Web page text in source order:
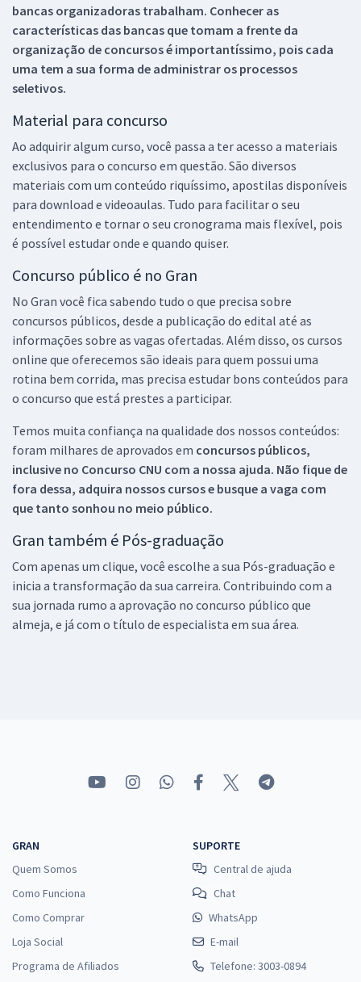
bancas organizadoras trabalham. Conhecer as
características das bancas que tomam a frente da
organização de concursos é importantíssimo, pois cada
uma tem a sua forma de administrar os processos
seletivos.
Material para concurso
Ao adquirir algum curso, você passa a ter acesso a materiais
exclusivos para o concurso em questão. São diversos
materiais com um conteúdo riquíssimo, apostilas disponíveis
para download e videoaulas. Tudo para facilitar o seu
entendimento e tornar o seu cronograma mais flexível, pois
é possível estudar onde e quando quiser.
Concurso público é no Gran
No Gran você fica sabendo tudo o que precisa sobre
concursos públicos, desde a publicação do edital até as
informações sobre as vagas ofertadas. Além disso, os cursos
online que oferecemos são ideais para quem possui uma
rotina bem corrida, mas precisa estudar bons conteúdos para
o concurso que está prestes a participar.
Temos muita confiança na qualidade dos nossos conteúdos:
foram milhares de aprovados em concursos públicos,
inclusive no Concurso CNU com a nossa ajuda. Não fique de
fora dessa, adquira nossos cursos e busque a vaga com
que tanto sonhou no meio público.
Gran também é Pós-graduação
Com apenas um clique, você escolhe a sua Pós-graduação e
inicia a transformação da sua carreira. Contribuindo com a
sua jornada rumo a aprovação no concurso público que
almeja, e já com o título de especialista em sua área.
GRAN
Quem Somos
Como Funciona
Como Comprar
Loja Social
Programa de Afiliados
SUPORTE
Central de ajuda
Chat
WhatsApp
E-mail
Telefone: 3003-0894